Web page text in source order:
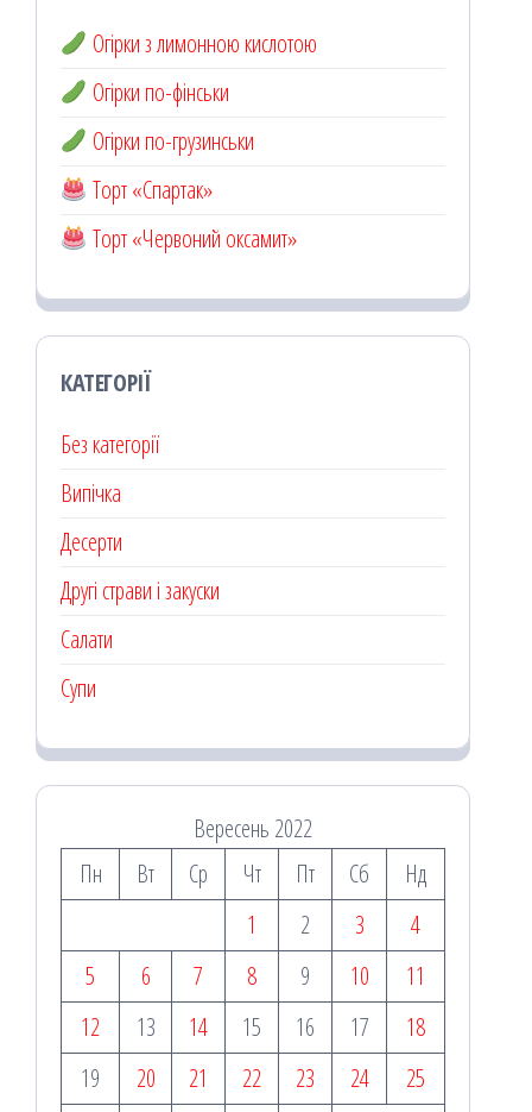
Огірки з лимонною кислотою
Огірки по-фінськи
Огірки по-грузинськи
Торт «Спартак»
Торт «Червоний оксамит»
КАТЕГОРІЇ
Без категорії
Випічка
Десерти
Другі страви і закуски
Салати
Супи
Вересень 2022
Пн
Вт Ср Чт Пт Сб
Нд
1
2 3
4
5
6 7 8 9 10
11
12
13 14 15 16 17
18
19
20 21 22 23 24 25